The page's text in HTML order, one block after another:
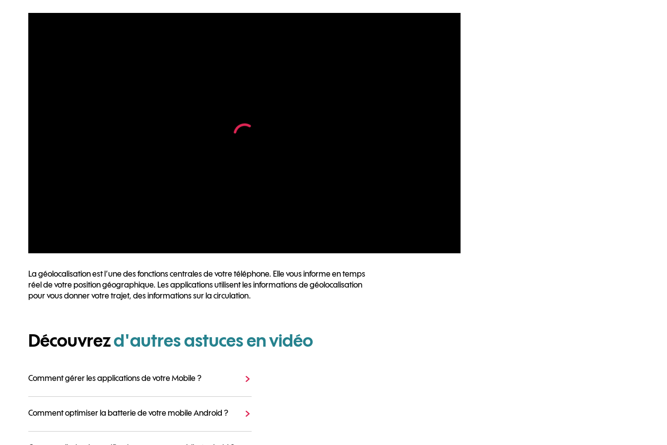
La géolocalisation est l’une des fonctions centrales de votre téléphone. Elle vous informe en temps
réel de votre position géographique. Les applications utilisent les informations de géolocalisation
pour vous donner votre trajet, des informations sur la circulation.
Découvrezd'autres astuces en vidéo
Comment gérer les applications de votre Mobile ?
Comment optimiser la batterie de votre mobile Android ?